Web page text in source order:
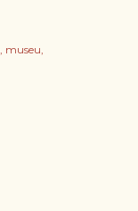
museu